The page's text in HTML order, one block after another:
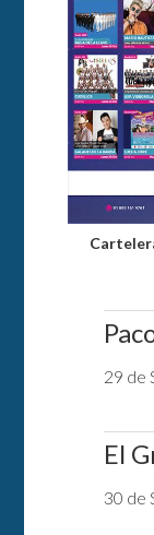
29 de
El
30 de